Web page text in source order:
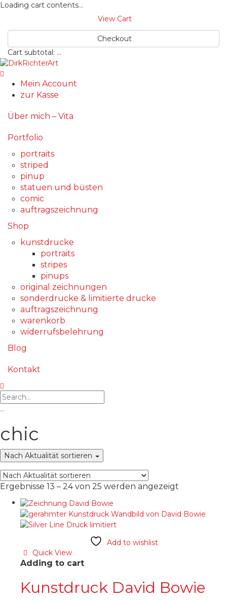
Loading cart contents...
View Cart
Checkout
Cart subtotal: …
Mein Account
zur Kasse
Über mich – Vita
Portfolio
portraits
striped
pinup
statuen und büsten
comic
auftragszeichnung
Shop
kunstdrucke
portraits
stripes
pinups
original zeichnungen
sonderdrucke & limitierte drucke
auftragszeichnung
warenkorb
widerrufsbelehrung
Blog
Kontakt
…
chic
Nach Aktualität sortieren
Ergebnisse 13 – 24 von 25 werden angezeigt
Add to wishlist
Quick View
Adding to cart
Kunstdruck David Bowie